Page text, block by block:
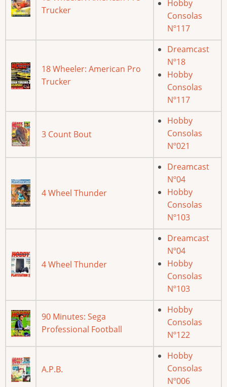
Trucker
Hobby
Consolas
Nº117
18 Wheeler: American Pro
Trucker
Dreamcast
Nº18
Hobby
Consolas
Nº117
3 Count Bout
Hobby
Consolas
Nº021
4 Wheel Thunder
Dreamcast
Nº04
Hobby
Consolas
Nº103
4 Wheel Thunder
Dreamcast
Nº04
Hobby
Consolas
Nº103
90 Minutes: Sega
Professional Football
Hobby
Consolas
Nº122
A.P.B.
Hobby
Consolas
Nº006